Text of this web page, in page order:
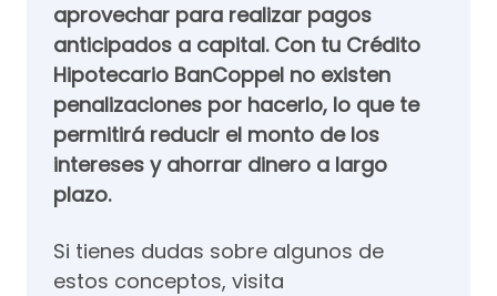
aprovechar para realizar pagos
anticipados a capital. Con tu Crédito
Hipotecario BanCoppel no existen
penalizaciones por hacerlo, lo que te
permitirá reducir el monto de los
intereses y ahorrar dinero a largo
plazo.
Si tienes dudas sobre algunos de
estos conceptos, visita